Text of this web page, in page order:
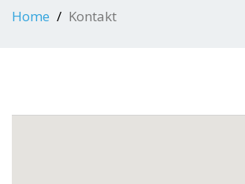
Home Kontakt